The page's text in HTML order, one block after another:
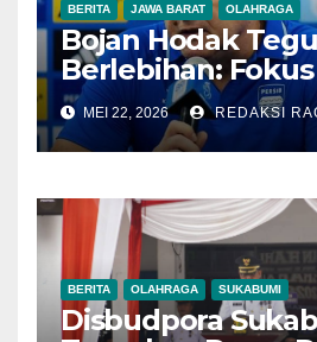
BERITA JAWA BARAT OLAHRAGA
Bojan Hodak
Berlebihan:
Dulu, Bukan
MEI 22, 2026 REDAKSI
BERITA OLAHRAGA SUKABUMI
Disbudpora